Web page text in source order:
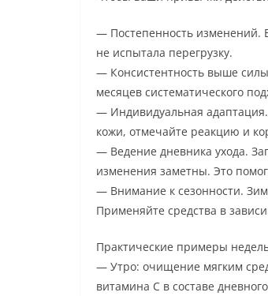
— Постепенность изменений.
не испытала перегрузку.
— Консистентность выше
месяцев систематического
— Индивидуальная
кожи, отмечайте реакцию и
— Ведение дневника ухода.
изменения заметны. Это
— Внимание к сезонности.
Применяйте средства в
Практические примеры
— Утро: очищение мягким
витамина С в составе